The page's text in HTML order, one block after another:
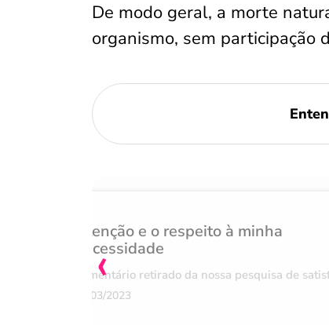
De modo geral, a morte
organismo, sem participação
Atenção e o respeito à minha
necessidade
Comentário retirado da nossa pesquisa de
07/03/2023
‹